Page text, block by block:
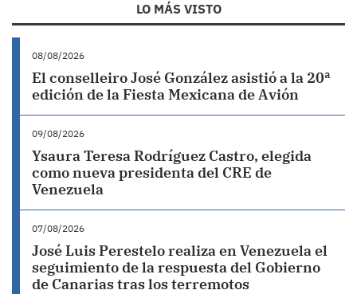
LO MÁS VISTO
08/08/2026
El conselleiro José González asistió a la 20ª
edición de la Fiesta Mexicana de Avión
09/08/2026
Ysaura Teresa Rodríguez Castro, elegida
como nueva presidenta del CRE de
Venezuela
07/08/2026
José Luis Perestelo realiza en Venezuela el
seguimiento de la respuesta del Gobierno
de Canarias tras los terremotos